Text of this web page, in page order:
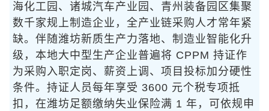
海化工园、诸城汽车产业园、青州装备园区集聚
数千家规上制造企业，全产业链采购人才常年紧
缺。伴随潍坊新质生产力落地、制造业智能化升
级，本地大中型生产企业普遍将 CPPM 持证作
为采购入职定岗、薪资上调、项目投标加分硬性
条件。持证人员每年享受 3600 元个税专项抵
扣，在潍坊足额缴纳失业保险满 1 年，可依规申